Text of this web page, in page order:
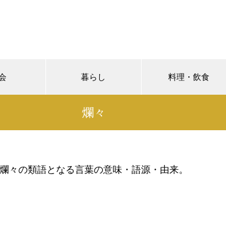
暮らし 料理・飲食
爛々
爛々の類語となる言葉の意味・語源・由来。